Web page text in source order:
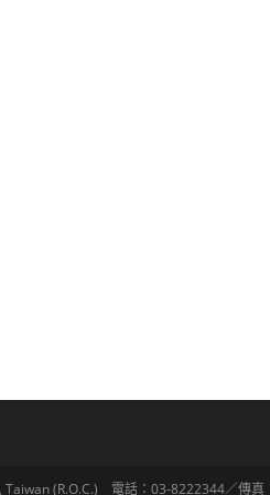
(R.O.C.) 電話：03-8222344／傳